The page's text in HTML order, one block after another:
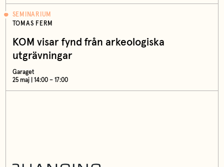
SEMINARIUM
TOMAS FERM
KOM visar fynd från arkeologiska
utgrävningar
Garaget
25 maj | 14:00 – 17:00